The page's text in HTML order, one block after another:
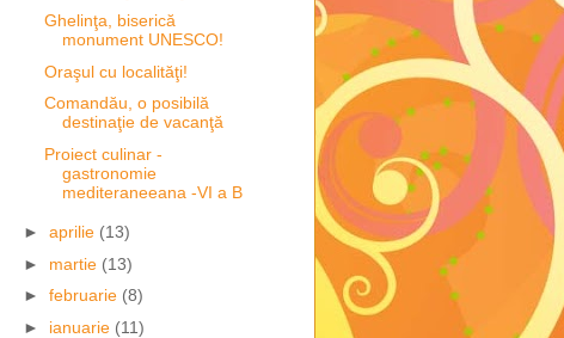
Ghelinţa, biserică
monument UNESCO!
Oraşul cu localităţi!
Comandău, o posibilă
destinaţie de vacanţă
Proiect culinar -
gastronomie
mediteraneeana -VI a B
► aprilie (13)
► martie (13)
► februarie (8)
► ianuarie (11)